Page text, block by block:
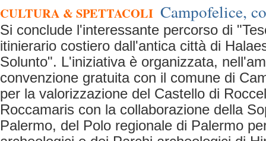
CULTURA & SPETTACOLI Campofelice,
Si conclude l'interessante percorso di
itinierario costiero dall'antica città di
Solunto". L'iniziativa è organizzata,
convenzione gratuita con il comune di
per la valorizzazione del Castello di
Roccamaris con la collaborazione della
Palermo, del Polo regionale di Palermo